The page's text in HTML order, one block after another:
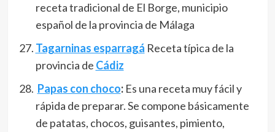
receta tradicional de El Borge, municipio
español de la provincia de Málaga
Tagarninas esparragá Receta típica de la
provincia de Cádiz
Papas con choco:Es una receta muy fácil y
rápida de preparar. Se compone básicamente
de patatas, chocos, guisantes, pimiento,